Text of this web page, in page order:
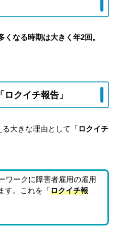
くなる時期は大きく年2回。
クイチ報告」
大きな理由として「ロクイチ
ワークに障害者雇用の雇用
す。これを「ロクイチ報